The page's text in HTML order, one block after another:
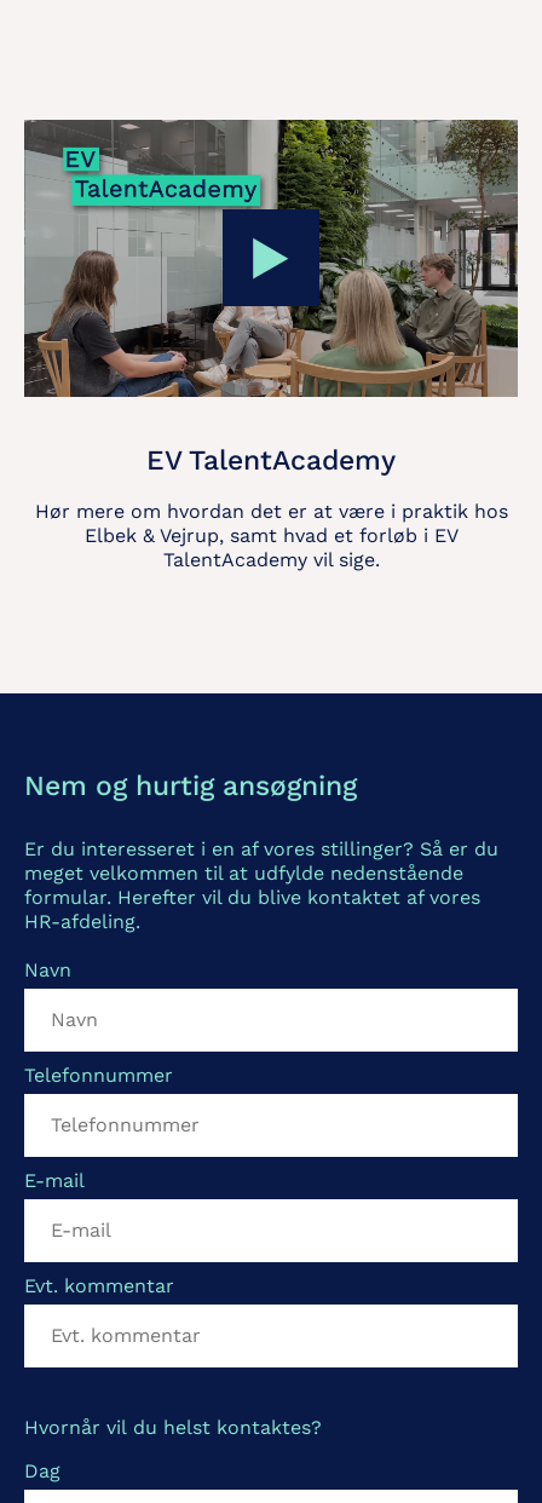
EV TalentAcademy
Hør mere om hvordan det er at være i praktik hos
Elbek & Vejrup, samt hvad et forløb i EV
TalentAcademy vil sige.
Nem og hurtig ansøgning
Er du interesseret i en af vores stillinger? Så er du
meget velkommen til at udfylde nedenstående
formular. Herefter vil du blive kontaktet af vores
HR-afdeling.
Navn
Telefonnummer
E-mail
Evt. kommentar
Hvornår vil du helst kontaktes?
Dag